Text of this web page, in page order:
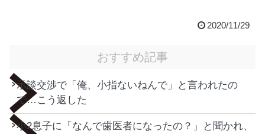
2020/11/29
おすすめ記事
示談交渉で「俺、小指ないねんで」と言われたの
で…こう返した
小2息子に「なんで歯医者になったの？」と聞かれ、